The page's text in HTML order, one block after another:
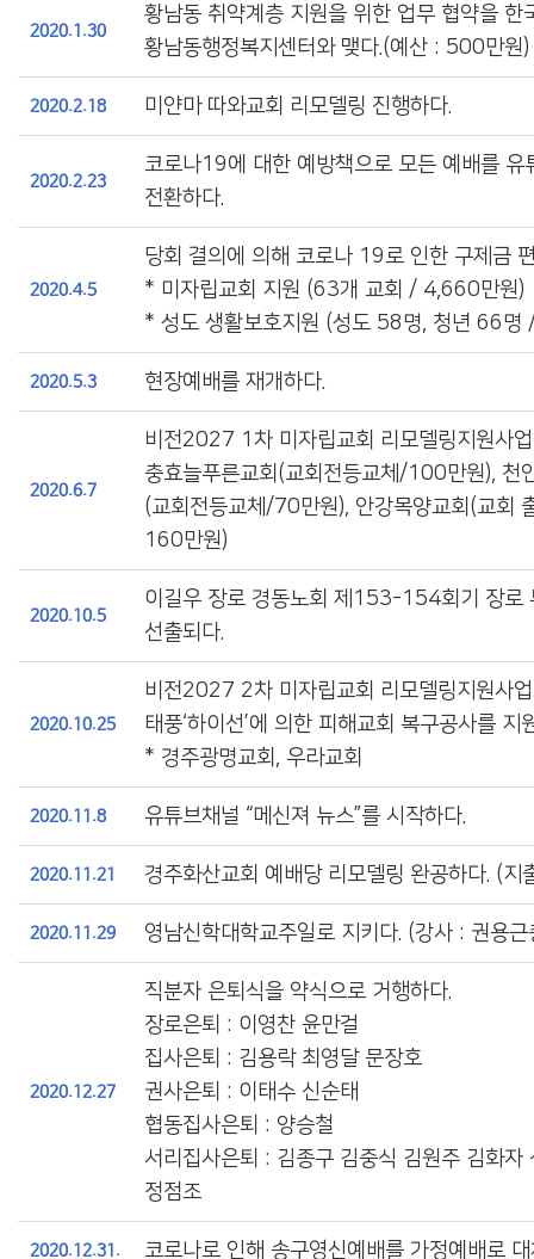
2020.1.30
황남동 취약계층 지원을 위한 업무 협약을 한
황남동행정복지센터와 맺다.(예산 : 500만원)
2020.2.18 미얀마 따와교회 리모델링 진행하다.
2020.2.23
코로나19에 대한 예방책으로 모든 예배를 유
전환하다.
2020.4.5
당회 결의에 의해 코로나 19로 인한 구제금
* 미자립교회 지원 (63개 교회 / 4,660만원)
* 성도 생활보호지원 (성도 58명, 청년 66
2020.5.3 현장예배를 재개하다.
2020.6.7
비전2027 1차 미자립교회 리모델링지원사
충효늘푸른교회(교회전등교체/100만원), 천
(교회전등교체/70만원), 안강목양교회(교회
160만원)
2020.10.5
이길우 장로 경동노회 제153-154회기 장로
선출되다.
2020.10.25
비전2027 2차 미자립교회 리모델링지원사
태풍‘하이선’에 의한 피해교회 복구공사를 지
* 경주광명교회, 우라교회
2020.11.8 유튜브채널 “메신져 뉴스”를 시작하다.
2020.11.21 경주화산교회 예배당 리모델링 완공하다. (지
2020.11.29 영남신학대학교주일로 지키다. (강사 : 권용근
2020.12.27
직분자 은퇴식을 약식으로 거행하다.
장로은퇴 : 이영찬 윤만걸
집사은퇴 : 김용락 최영달 문장호
권사은퇴 : 이태수 신순태
협동집사은퇴 : 양승철
서리집사은퇴 : 김종구 김중식 김원주 김화자
정점조
2020.12.31. 코로나로 인해 송구영신예배를 가정예배로 대